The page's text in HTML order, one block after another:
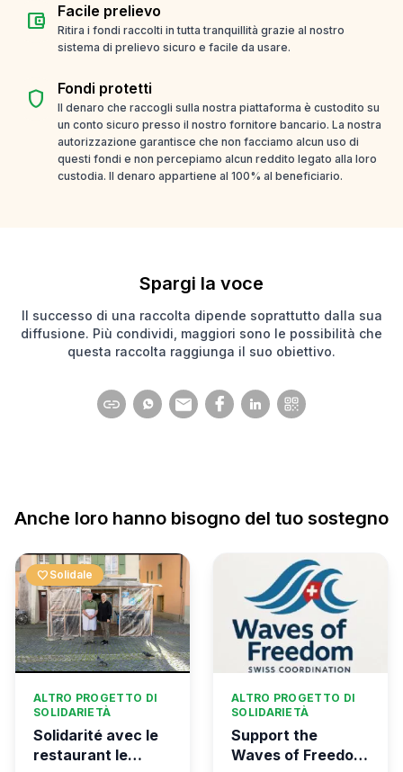
account_balance_wallet Facile prelievo
Ritira i fondi raccolti in tutta tranquillità grazie al nostro
sistema di prelievo sicuro e facile da usare.
shield Fondi protetti
Il denaro che raccogli sulla nostra piattaforma è custodito su
un conto sicuro presso il nostro fornitore bancario. La nostra
autorizzazione garantisce che non facciamo alcun uso di
questi fondi e non percepiamo alcun reddito legato alla loro
custodia. Il denaro appartiene al 100% al beneficiario.
Spargi la voce
Il successo di una raccolta dipende soprattutto dalla sua
diffusione. Più condividi, maggiori sono le possibilità che
questa raccolta raggiunga il suo obiettivo.
Anche loro hanno bisogno del tuo sostegno
favorite Solidale
ALTRO PROGETTO DI
SOLIDARIETÀ
Solidarité avec le
restaurant le
ALTRO PROGETTO DI
SOLIDARIETÀ
Support the
Waves of Freedom